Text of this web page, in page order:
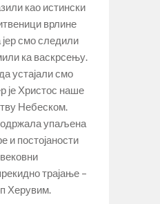
као истински
врлине
смо следили
ка васкрсењу.
устајали смо
је Христос наше
Небеском.
одржала упаљена
и постојаности
трајање –
Херувим.